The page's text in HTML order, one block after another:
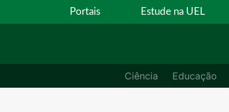
Portais Estude na UEL
Ciência Educação